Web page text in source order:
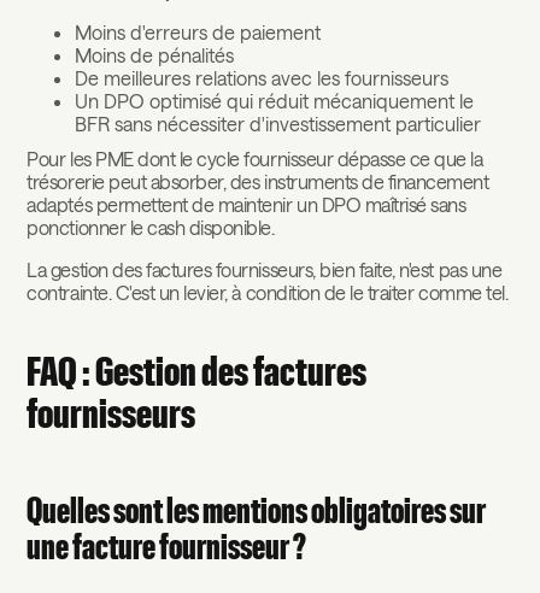
Moins d'erreurs de paiement
Moins de pénalités
De meilleures relations avec les fournisseurs
Un DPO optimisé qui réduit mécaniquement le
BFR sans nécessiter d'investissement particulier
Pour les PME dont le cycle fournisseur dépasse ce que la
trésorerie peut absorber, des instruments de financement
adaptés permettent de maintenir un DPO maîtrisé sans
ponctionner le cash disponible.
La gestion des factures fournisseurs, bien faite, n'est pas une
contrainte. C'est un levier, à condition de le traiter comme tel.
FAQ : Gestion des factures
fournisseurs
Quelles sont les mentions obligatoires sur
une facture fournisseur ?